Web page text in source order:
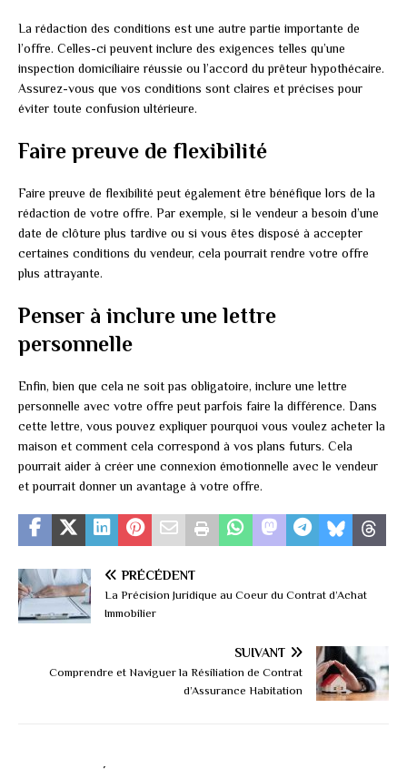
La rédaction des conditions est une autre partie importante de
l’offre. Celles-ci peuvent inclure des exigences telles qu’une
inspection domiciliaire réussie ou l’accord du prêteur hypothécaire.
Assurez-vous que vos conditions sont claires et précises pour
éviter toute confusion ultérieure.
Faire preuve de flexibilité
Faire preuve de flexibilité peut également être bénéfique lors de la
rédaction de votre offre. Par exemple, si le vendeur a besoin d’une
date de clôture plus tardive ou si vous êtes disposé à accepter
certaines conditions du vendeur, cela pourrait rendre votre offre
plus attrayante.
Penser à inclure une lettre
personnelle
Enfin, bien que cela ne soit pas obligatoire, inclure une lettre
personnelle avec votre offre peut parfois faire la différence. Dans
cette lettre, vous pouvez expliquer pourquoi vous voulez acheter la
maison et comment cela correspond à vos plans futurs. Cela
pourrait aider à créer une connexion émotionnelle avec le vendeur
et pourrait donner un avantage à votre offre.
PRÉCÉDENT
La Précision Juridique au Coeur du Contrat d’Achat
Immobilier
SUIVANT
Comprendre et Naviguer la Résiliation de Contrat
d’Assurance Habitation